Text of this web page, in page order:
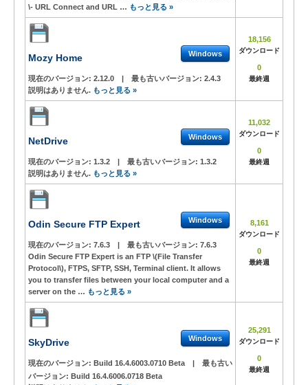
\- URL Connect and URL … もっと見る »
Mozy Home Windows
現在のバージョン: 2.12.0 | 最も古いバージョン: 2.4.3
説明はありません. もっと見る »
18,156
ダウンロード
0
最終週
NetDrive Windows
現在のバージョン: 1.3.2 | 最も古いバージョン: 1.3.2
説明はありません. もっと見る »
11,032
ダウンロード
0
最終週
Odin Secure FTP Expert Windows
現在のバージョン: 7.6.3 | 最も古いバージョン: 7.6.3
Odin Secure FTP Expert is an FTP \(File Transfer
Protocol\), FTPS, SFTP, SSH, Terminal client. It allows
you to transfer files between your local computer and a
server on the … もっと見る »
8,161
ダウンロード
0
最終週
SkyDrive Windows
現在のバージョン: Build 16.4.6003.0710 Beta |
最も古い
バージョン: Build 16.4.6006.0718 Beta
25,291
ダウンロード
0
最終週